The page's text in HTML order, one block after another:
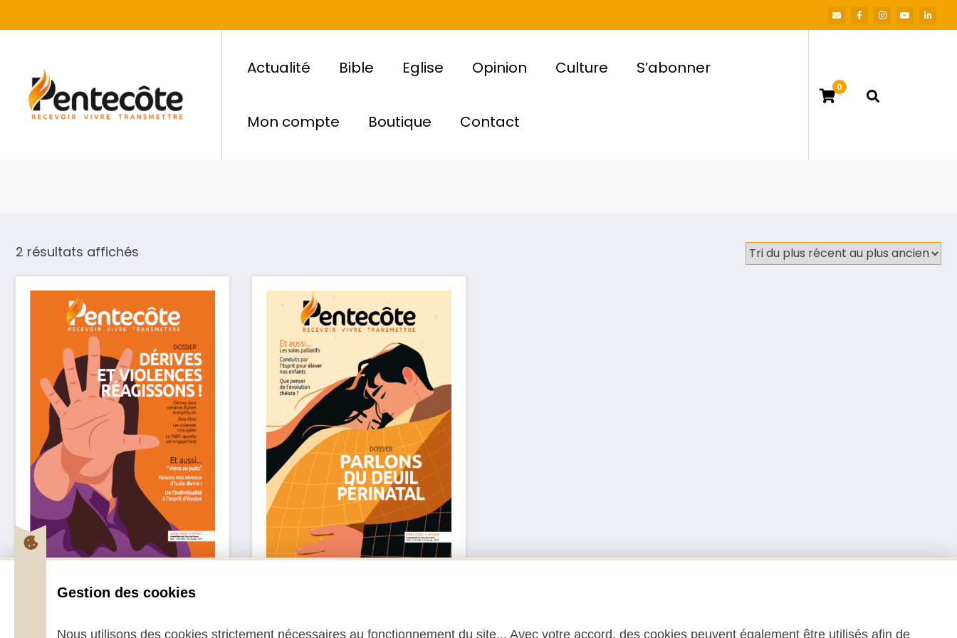
Actualité Bible Eglise Opinion Culture S’abonner
Mon compte Boutique Contact
0
2 résultats affichés
2,70€ – 5,00€
Gestion des cookies
Nous utilisons des cookies strictement nécessaires au fonctionnement du site... Avec votre accord, des cookies peuvent également être utilisés afin de